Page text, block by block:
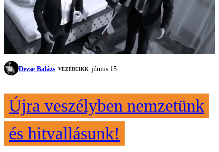
Dezse Balázs VEZÉRCIKK június 15.
Újra veszélyben nemzetünk
és hitvallásunk!